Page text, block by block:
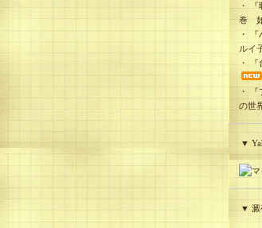
・
巻
・
ルイ
・
・
の世
▼
▼ 澱